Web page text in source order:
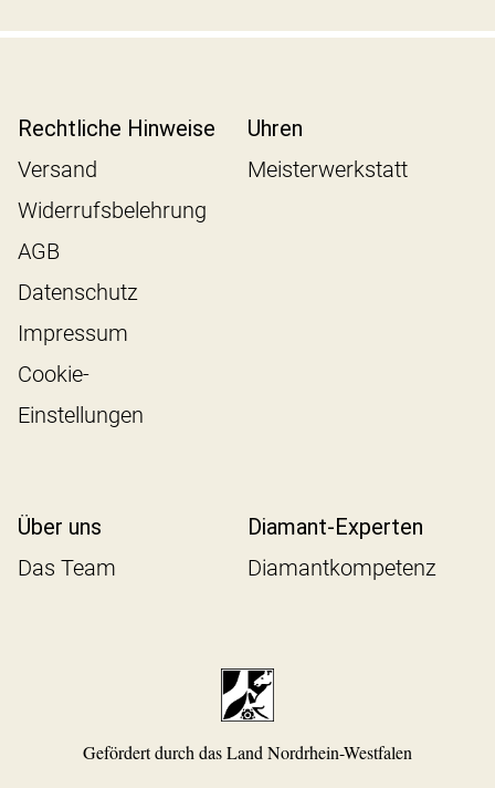
Rechtliche Hinweise
Versand
Widerrufsbelehrung
AGB
Datenschutz
Impressum
Cookie-
Einstellungen
Uhren
Meisterwerkstatt
Über uns
Das Team
Diamant-Experten
Diamantkompetenz
Gefördert durch das Land Nordrhein-Westfalen